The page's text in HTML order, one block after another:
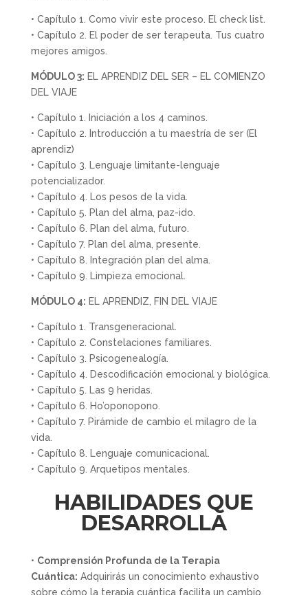
• Capítulo 1. Como vivir este proceso. El check list.
• Capítulo 2. El poder de ser terapeuta. Tus cuatro
mejores amigos.
MÓDULO 3: EL APRENDIZ DEL SER – EL COMIENZO
DEL VIAJE
• Capítulo 1. Iniciación a los 4 caminos.
• Capítulo 2. Introducción a tu maestría de ser (El
aprendiz)
• Capítulo 3. Lenguaje limitante-lenguaje
potencializador.
• Capítulo 4. Los pesos de la vida.
• Capítulo 5. Plan del alma, paz-ido.
• Capítulo 6. Plan del alma, futuro.
• Capítulo 7. Plan del alma, presente.
• Capítulo 8. Integración plan del alma.
• Capítulo 9. Limpieza emocional.
MÓDULO 4: EL APRENDIZ, FIN DEL VIAJE
• Capítulo 1. Transgeneracional.
• Capítulo 2. Constelaciones familiares.
• Capítulo 3. Psicogenealogía.
• Capítulo 4. Descodificación emocional y biológica.
• Capítulo 5. Las 9 heridas.
• Capítulo 6. Ho’oponopono.
• Capítulo 7. Pirámide de cambio el milagro de la
vida.
• Capítulo 8. Lenguaje comunicacional.
• Capítulo 9. Arquetipos mentales.
HABILIDADES QUE
DESARROLLA
• Comprensión Profunda de la Terapia
Cuántica: Adquirirás un conocimiento exhaustivo
sobre cómo la terapia cuántica facilita un cambio